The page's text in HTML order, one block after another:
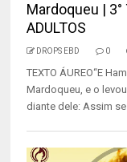
Mardoqueu |
ADULTOS
DROPS EBD 0
TEXTO ÁUREO“E
Mardoqueu, e o
diante dele: Assim